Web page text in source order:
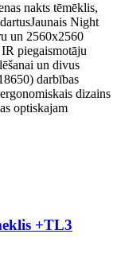
nakts tēmēklis,
Night
un 2560x2560
piegaismotāju
un divus
darbības
dizains
optiskajam
+TL3